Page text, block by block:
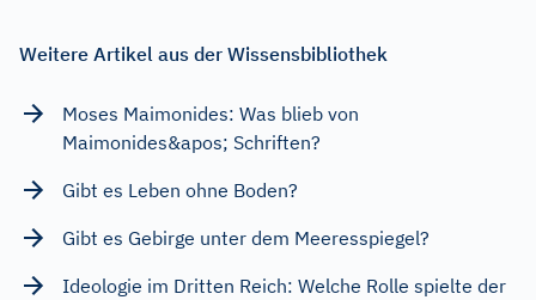
Weitere Artikel aus der Wissensbibliothek
Moses Maimonides: Was blieb von
Maimonides&apos; Schriften?
Gibt es Leben ohne Boden?
Gibt es Gebirge unter dem Meeresspiegel?
Ideologie im Dritten Reich: Welche Rolle spielte der